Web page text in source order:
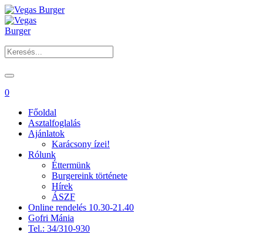
0
Főoldal
Asztalfoglalás
Ajánlatok
Karácsony ízei!
Rólunk
Éttermünk
Burgereink története
Hírek
ÁSZF
Online rendelés 10.30-21.40
Gofri Mánia
Tel.: 34/310-930